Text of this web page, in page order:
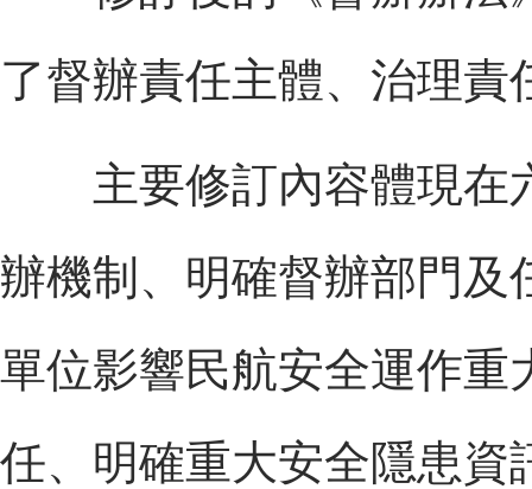
了督辦責任主體、治理
主要修訂內容體現在
辦機制、明確督辦部門及
單位影響民航安全運作重
任、明確重大安全隱患資